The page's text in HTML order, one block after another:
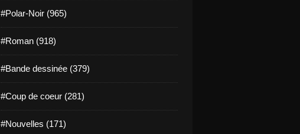
#Polar-Noir (965)
#Roman (918)
#Bande dessinée (379)
#Coup de coeur (281)
#Nouvelles (171)